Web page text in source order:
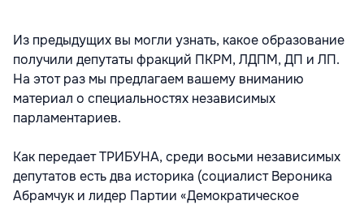
Из предыдущих вы могли узнать, какое образование
получили депутаты фракций ПКРМ, ЛДПМ, ДП и ЛП.
На этот раз мы предлагаем вашему вниманию
материал о специальностях независимых
парламентариев.
Как передает ТРИБУНА, среди восьми независимых
депутатов есть два историка (социалист Вероника
Абрамчук и лидер Партии «Демократическое